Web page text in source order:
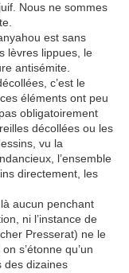
Nous ne sommes
est sans
lèvres lippues, le
antisémite.
c’est le
éléments ont peu
obligatoirement
décollées ou les
vu la
l’ensemble
directement, les
aucun penchant
ni l’instance de
Presserat) ne le
s’étonne qu’un
des dizaines